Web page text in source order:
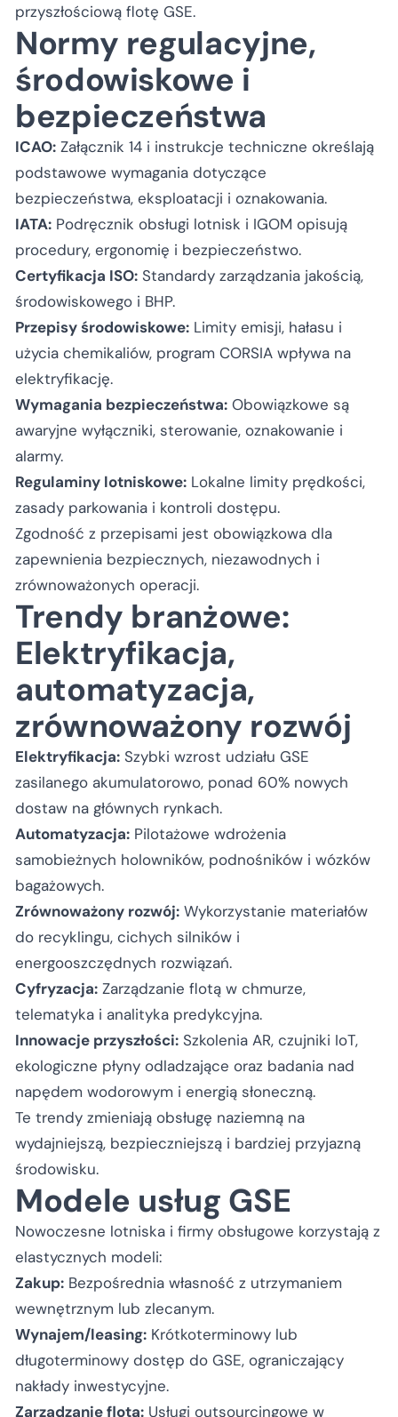
przyszłościową flotę GSE.
Normy regulacyjne,
środowiskowe i
bezpieczeństwa
ICAO: Załącznik 14 i instrukcje techniczne określają
podstawowe wymagania dotyczące
bezpieczeństwa, eksploatacji i oznakowania.
IATA: Podręcznik obsługi lotnisk i IGOM opisują
procedury, ergonomię i bezpieczeństwo.
Certyfikacja ISO: Standardy zarządzania jakością,
środowiskowego i BHP.
Przepisy środowiskowe: Limity emisji, hałasu i
użycia chemikaliów, program CORSIA wpływa na
elektryfikację.
Wymagania bezpieczeństwa: Obowiązkowe są
awaryjne wyłączniki, sterowanie, oznakowanie i
alarmy.
Regulaminy lotniskowe: Lokalne limity prędkości,
zasady parkowania i kontroli dostępu.
Zgodność z przepisami jest obowiązkowa dla
zapewnienia bezpiecznych, niezawodnych i
zrównoważonych operacji.
Trendy branżowe:
Elektryfikacja,
automatyzacja,
zrównoważony rozwój
Elektryfikacja: Szybki wzrost udziału GSE
zasilanego akumulatorowo, ponad 60% nowych
dostaw na głównych rynkach.
Automatyzacja: Pilotażowe wdrożenia
samobieżnych holowników, podnośników i wózków
bagażowych.
Zrównoważony rozwój: Wykorzystanie materiałów
do recyklingu, cichych silników i
energooszczędnych rozwiązań.
Cyfryzacja: Zarządzanie flotą w chmurze,
telematyka i analityka predykcyjna.
Innowacje przyszłości: Szkolenia AR, czujniki IoT,
ekologiczne płyny odladzające oraz badania nad
napędem wodorowym i energią słoneczną.
Te trendy zmieniają obsługę naziemną na
wydajniejszą, bezpieczniejszą i bardziej przyjazną
środowisku.
Modele usług GSE
Nowoczesne lotniska i firmy obsługowe korzystają z
elastycznych modeli:
Zakup: Bezpośrednia własność z utrzymaniem
wewnętrznym lub zlecanym.
Wynajem/leasing: Krótkoterminowy lub
długoterminowy dostęp do GSE, ograniczający
nakłady inwestycyjne.
Zarządzanie flotą: Usługi outsourcingowe w